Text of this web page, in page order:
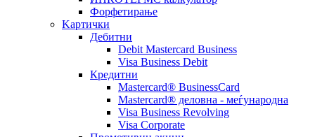
Форфетирање
Kартички
Дебитни
Debit Mastercard Business
Visa Business Debit
Кредитни
Mastercard® BusinessCard
Mastercard® деловна - меѓународна
Visa Business Revolving
Visa Corporate